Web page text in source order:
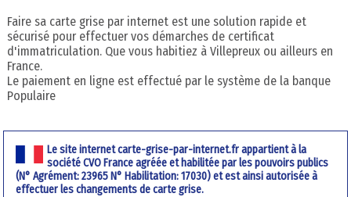
Faire sa carte grise par internet est une solution rapide et
sécurisé pour effectuer vos démarches de certificat
d'immatriculation. Que vous habitiez à Villepreux ou ailleurs en
France.
Le paiement en ligne est effectué par le système de la banque
Populaire
Le site internet carte-grise-par-internet.fr appartient à la
société CVO France agréée et habilitée par les pouvoirs publics
(N° Agrément: 23965 N° Habilitation: 17030) et est ainsi autorisée à
effectuer les changements de carte grise.